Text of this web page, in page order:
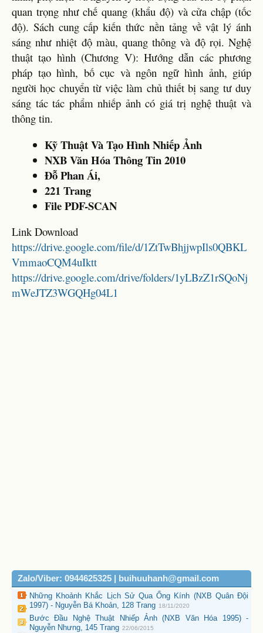
quan trọng như chế quang (khẩu độ) và cửa chập (tốc
độ). Sách cung cấp kiến thức nền tảng về vật lý ánh
sáng như nhiệt độ màu, quang thông và độ rọi. Nghệ
thuật tạo hình (Chương V): Hướng dẫn các phương
pháp tạo hình, bố cục và ngôn ngữ hình ảnh, giúp
người học chuyển từ việc làm chủ thiết bị sang tư duy
sáng tác tác phẩm nhiếp ảnh có giá trị nghệ thuật và
thông tin.
Kỹ Thuật Và Tạo Hình Nhiếp Ảnh
NXB Văn Hóa Thông Tin 2010
Đỗ Phan Ái,
221 Trang
File PDF-SCAN
Link Download
https://drive.google.com/file/d/1ZtTwBhjjwpIls0QBKL
VmmaoCQM4uIktt
https://drive.google.com/drive/folders/1yLBzZ1rSQoNj
mWeJTZ3WGQHg04L1
Zalo/Viber: 0944625325 | buihuuhanh@gmail.com
Những Khoảnh Khắc Lịch Sử Qua Ống Kính (NXB Quân Đội
1997) - Nguyễn Bá Khoản, 128 Trang 18/11/2020
Bước Đầu Nghệ Thuật Nhiếp Ảnh (NXB Văn Hóa 1995) -
Nguyễn Nhưng, 145 Trang 22/06/2015